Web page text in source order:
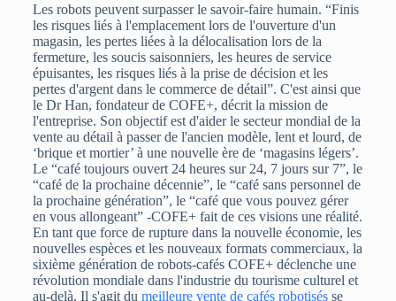
Les robots peuvent surpasser le savoir-faire humain. “Finis
les risques liés à l'emplacement lors de l'ouverture d'un
magasin, les pertes liées à la délocalisation lors de la
fermeture, les soucis saisonniers, les heures de service
épuisantes, les risques liés à la prise de décision et les
pertes d'argent dans le commerce de détail”. C'est ainsi que
le Dr Han, fondateur de COFE+, décrit la mission de
l'entreprise. Son objectif est d'aider le secteur mondial de la
vente au détail à passer de l'ancien modèle, lent et lourd, de
‘brique et mortier’ à une nouvelle ère de ‘magasins légers’.
Le “café toujours ouvert 24 heures sur 24, 7 jours sur 7”, le
“café de la prochaine décennie”, le “café sans personnel de
la prochaine génération”, le “café que vous pouvez gérer
en vous allongeant” -COFE+ fait de ces visions une réalité.
En tant que force de rupture dans la nouvelle économie, les
nouvelles espèces et les nouveaux formats commerciaux, la
sixième génération de robots-cafés COFE+ déclenche une
révolution mondiale dans l'industrie du tourisme culturel et
au-delà. Il s'agit du meilleure vente de cafés robotisésse